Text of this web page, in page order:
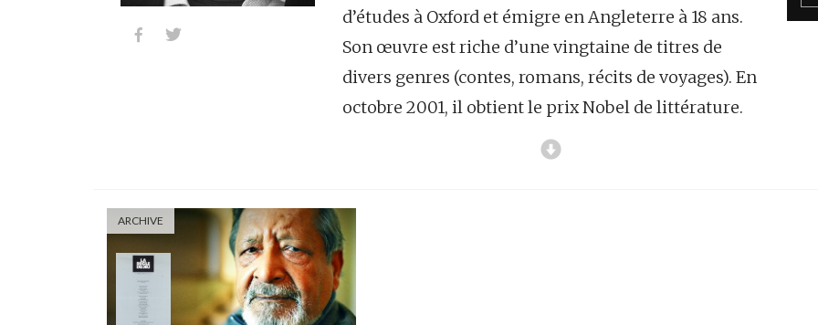
 
d’études à Oxford et émigre en Angleterre à 18 ans.
Son œuvre est riche d’une vingtaine de titres de
divers genres (contes, romans, récits de voyages). En
octobre 2001, il obtient le prix Nobel de littérature.
ARCHIVE